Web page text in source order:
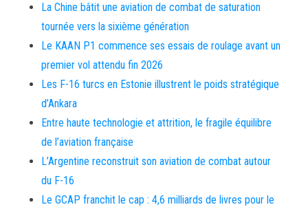
La Chine bâtit une aviation de combat de saturation
tournée vers la sixième génération
Le KAAN P1 commence ses essais de roulage avant un
premier vol attendu fin 2026
Les F-16 turcs en Estonie illustrent le poids stratégique
d’Ankara
Entre haute technologie et attrition, le fragile équilibre
de l’aviation française
L’Argentine reconstruit son aviation de combat autour
du F-16
Le GCAP franchit le cap : 4,6 milliards de livres pour le